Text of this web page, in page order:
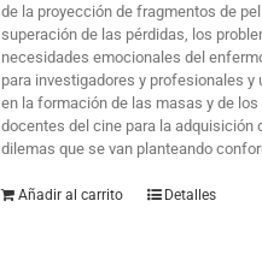
de la proyección de fragmentos de
superación de las pérdidas, los
necesidades emocionales del
para investigadores y profesionales
en la formación de las masas y de
docentes del cine para la adquisición
dilemas que se van planteando
Añadir al carrito Detalles